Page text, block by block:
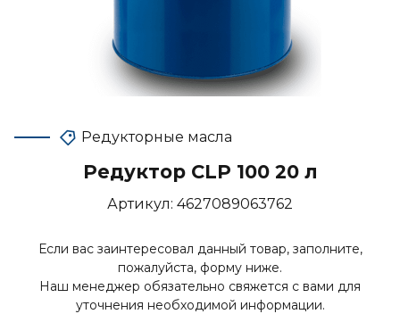
Редукторные масла
Редуктор CLP 100 20 л
Артикул: 4627089063762
Если вас заинтересовал данный товар, заполните,
пожалуйста, форму ниже.
Наш менеджер обязательно свяжется с вами для
уточнения необходимой информации.